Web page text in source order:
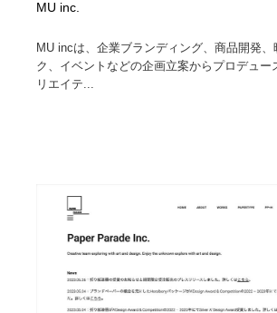
MU inc.
MU incは、企業ブランディング、商品開発、
ク、イベントなどの企画立案からプロデュー
リエイテ...